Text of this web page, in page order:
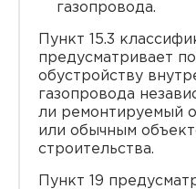
газопровода.
Пункт 15.3
предусматривает
обустройству
газопровода
ли ремонтируемый
или обычным
строительства.
Пункт 19